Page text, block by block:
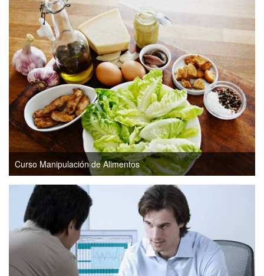
Curso Manipulación de Alimentos